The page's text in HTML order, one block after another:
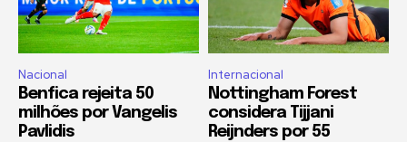
Nacional
Benfica rejeita 50
milhões por Vangelis
Pavlidis
Internacional
Nottingham Forest
considera Tijjani
Reijnders por 55